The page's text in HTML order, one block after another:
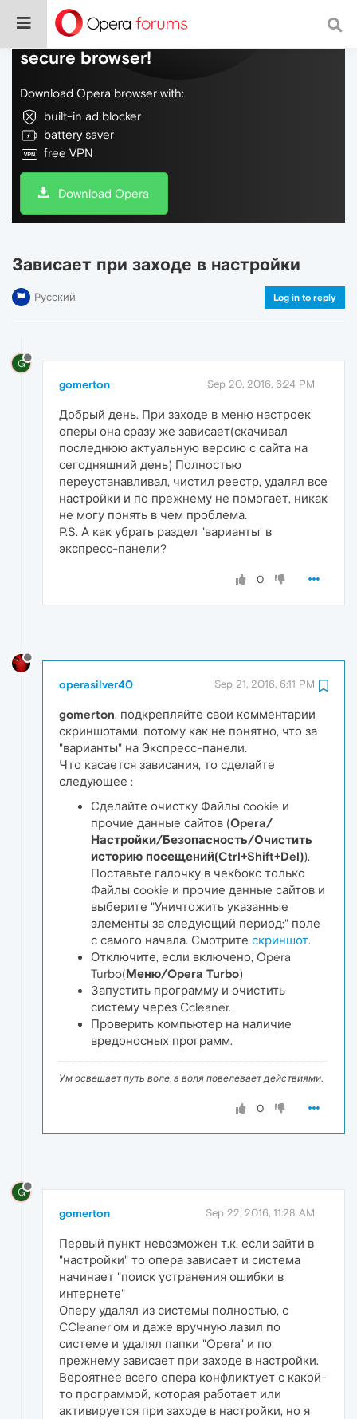
Do more on the web, with a fast and
secure browser!
Download Opera browser with:
built-in ad blocker
battery saver
free VPN
Download Opera
Зависает при заходе в настройки
Русский Log in to reply
G
gomerton Sep 20, 2016, 6:24 PM
Добрый день. При заходе в меню настроек
оперы она сразу же зависает(скачивал
последнюю актуальную версию с сайта на
сегодняшний день) Полностью
переустанавливал, чистил реестр, удалял все
настройки и по прежнему не помогает, никак
не могу понять в чем проблема.
P.S. А как убрать раздел "варианты' в
экспресс-панели?
0
operasilver40 Sep 21, 2016, 6:11 PM
gomerton, подкрепляйте свои комментарии
скриншотами, потому как не понятно, что за
"варианты" на Экспресс-панели.
Что касается зависания, то сделайте
следующее :
Сделайте очистку Файлы сookie и
прочие данные сайтов (Opera/
Настройки/Безопасность/Очистить
историю посещений(Ctrl+Shift+Del)).
Поставьте галочку в чекбокс только
Файлы сookie и прочие данные сайтов и
выберите "Уничтожить указанные
элементы за следующий период:" поле
с самого начала. Смотрите скриншот.
Отключите, если включено, Opera
Turbo(Меню/Opera Turbo)
Запустить программу и очистить
систему через Ccleaner.
Проверить компьютер на наличие
вредоносных программ.
Ум освещает путь воле, а воля повелевает действиями.
0
G
gomerton Sep 22, 2016, 11:28 AM
Первый пункт невозможен т.к. если зайти в
"настройки" то опера зависает и система
начинает "поиск устранения ошибки в
интернете"
Оперу удалял из системы полностью, с
CCleaner'ом и даже вручную лазил по
системе и удалял папки "Opera" и по
прежнему зависает при заходе в настройки.
Вероятнее всего опера конфликтует с какой-
то программой, которая работает или
активируется при заходе в настройки, но я